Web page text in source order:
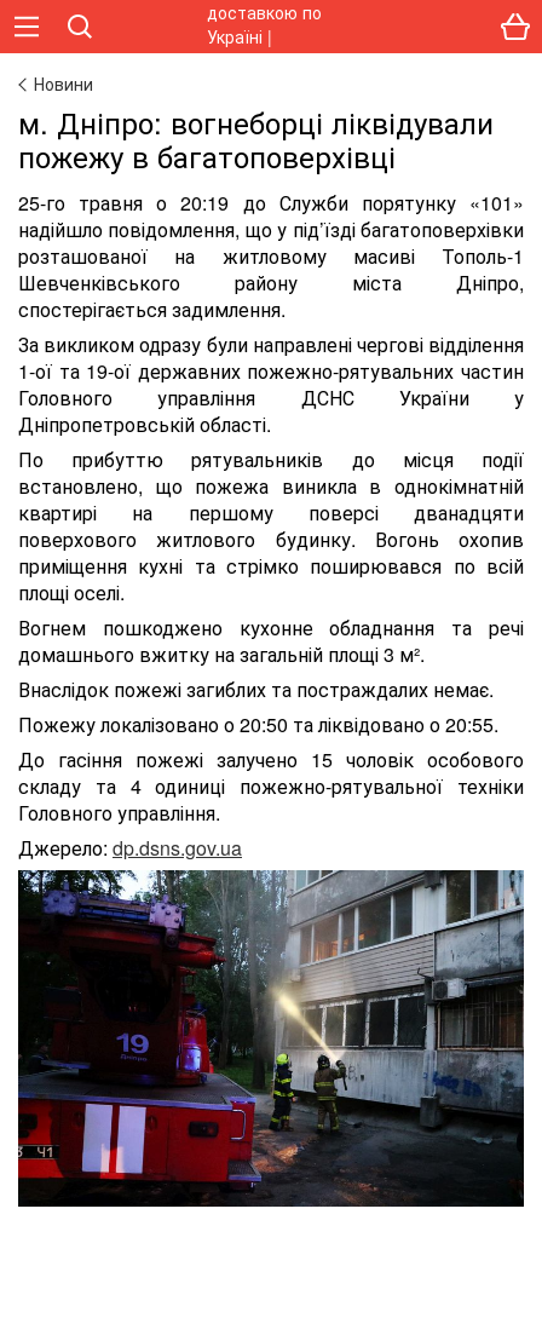
Новини
м. Дніпро: вогнеборці ліквідували
пожежу в багатоповерхівці
25-го травня о 20:19 до Служби порятунку «101»
надійшло повідомлення, що у під’їзді багатоповерхівки
розташованої на житловому масиві Тополь-1
Шевченківського району міста Дніпро,
спостерігається задимлення.
За викликом одразу були направлені чергові відділення
1-ої та 19-ої державних пожежно-рятувальних частин
Головного управління ДСНС України у
Дніпропетровській області.
По прибуттю рятувальників до місця події
встановлено, що пожежа виникла в однокімнатній
квартирі на першому поверсі дванадцяти
поверхового житлового будинку. Вогонь охопив
приміщення кухні та стрімко поширювався по всій
площі оселі.
Вогнем пошкоджено кухонне обладнання та речі
домашнього вжитку на загальній площі 3 м².
Внаслідок пожежі загиблих та постраждалих немає.
Пожежу локалізовано о 20:50 та ліквідовано о 20:55.
До гасіння пожежі залучено 15 чоловік особового
складу та 4 одиниці пожежно-рятувальної техніки
Головного управління.
Джерело: dp.dsns.gov.ua